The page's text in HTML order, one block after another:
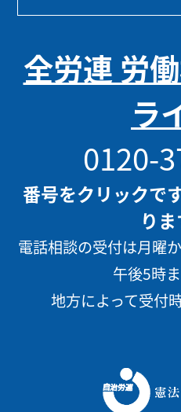
全労連 労
ラ
0120-
番号をクリックで
りま
電話相談の受付は月曜
午後5時ま
地方によって受付